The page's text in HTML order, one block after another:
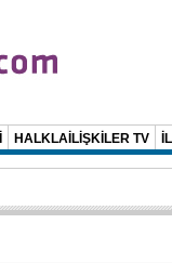
HALKLAİLİŞKİLER TV